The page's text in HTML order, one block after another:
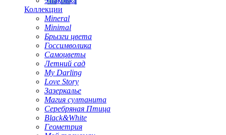
Коллекции
Mineral
Minimal
Брызги цвета
Госсимволика
Самоцветы
Летний сад
My Darling
Love Story
Зазеркалье
Магия султанита
Серебряная Птица
Black&White
Геометрия